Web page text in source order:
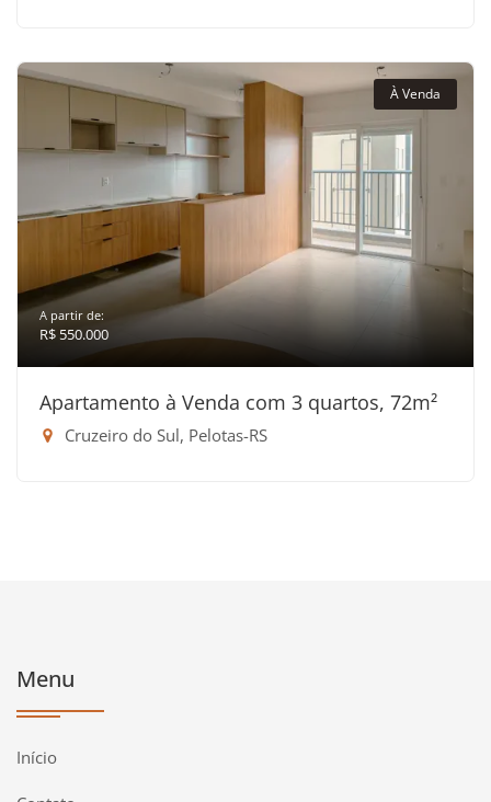
À Venda
A partir de:
R$ 550.000
Apartamento à Venda com 3 quartos, 72m²
Cruzeiro do Sul, Pelotas-RS
Menu
Início